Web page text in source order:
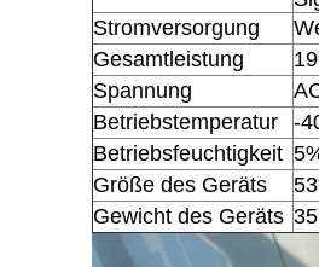
Stromversorgung
Gesamtleistung
Spannung
Betriebstemperatur
-
Betriebsfeuchtigkeit
Größe des Geräts
Gewicht des Geräts